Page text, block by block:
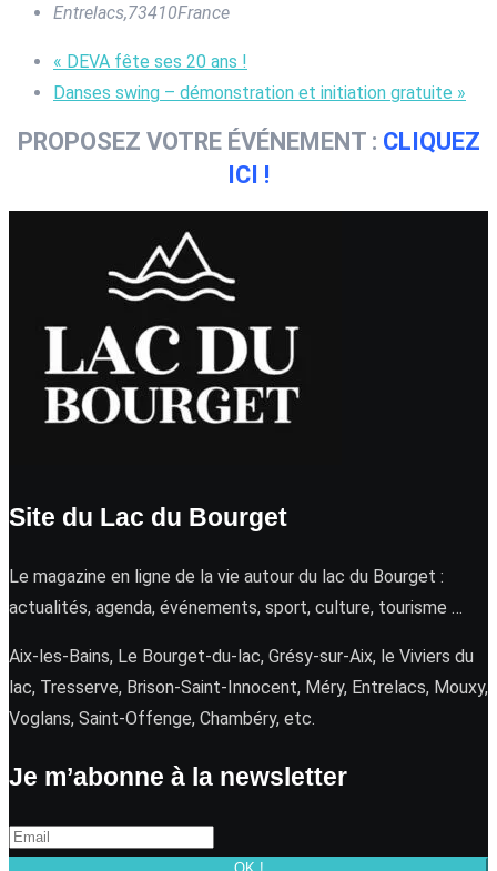
Entrelacs,73410France
« DEVA fête ses 20 ans !
Danses swing – démonstration et initiation gratuite »
PROPOSEZ VOTRE ÉVÉNEMENT : CLIQUEZ
ICI !
Site du Lac du Bourget
Le magazine en ligne de la vie autour du lac du Bourget :
actualités, agenda, événements, sport, culture, tourisme …
Aix-les-Bains, Le Bourget-du-lac, Grésy-sur-Aix, le Viviers du
lac, Tresserve, Brison-Saint-Innocent, Méry, Entrelacs, Mouxy,
Voglans, Saint-Offenge, Chambéry, etc.
Je m’abonne à la newsletter